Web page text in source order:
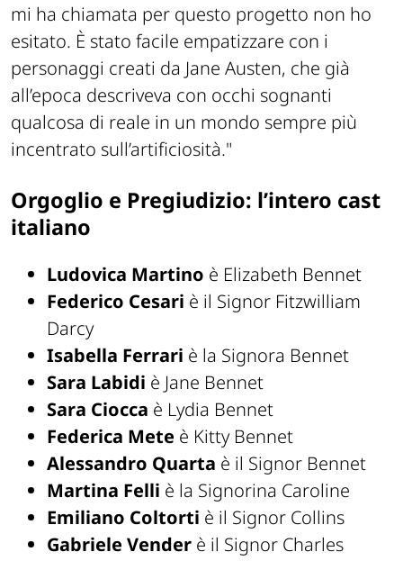
mi ha chiamata per questo progetto non ho
esitato. È stato facile empatizzare con i
personaggi creati da Jane Austen, che già
all’epoca descriveva con occhi sognanti
qualcosa di reale in un mondo sempre più
incentrato sull’artificiosità."
Orgoglio e Pregiudizio: l’intero cast
italiano
Ludovica Martino è Elizabeth Bennet
Federico Cesari è il Signor Fitzwilliam
Darcy
Isabella Ferrari è la Signora Bennet
Sara Labidi è Jane Bennet
Sara Ciocca è Lydia Bennet
Federica Mete è Kitty Bennet
Alessandro Quarta è il Signor Bennet
Martina Felli è la Signorina Caroline
Emiliano Coltorti è il Signor Collins
Gabriele Vender è il Signor Charles